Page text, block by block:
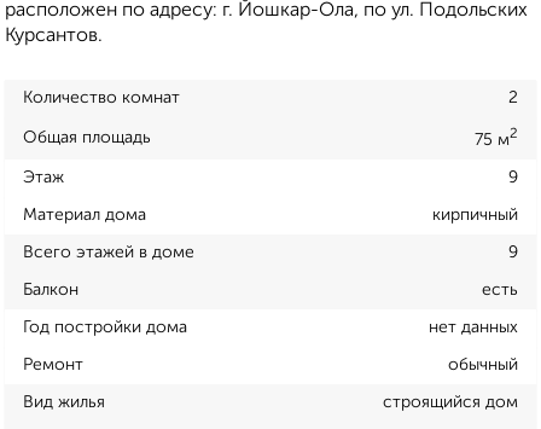
расположен по адресу: г. Йошкар-Ола, по ул. Подольских
Курсантов.
Количество комнат 2
Общая площадь 75 м2
Этаж 9
Материал дома кирпичный
Всего этажей в доме 9
Балкон есть
Год постройки дома нет данных
Ремонт обычный
Вид жилья строящийся дом